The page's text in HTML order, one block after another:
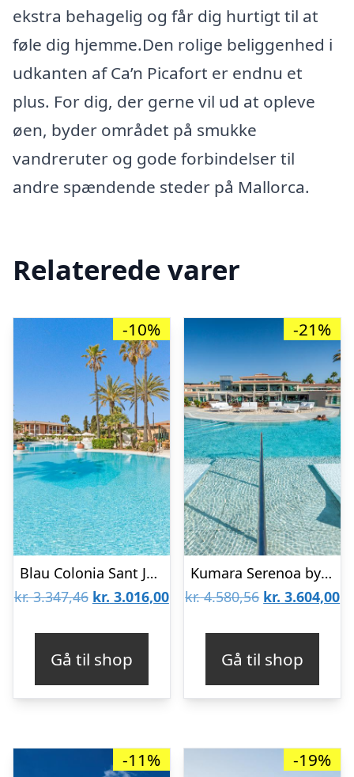
ekstra behagelig og får dig hurtigt til at
føle dig hjemme.Den rolige beliggenhed i
udkanten af Ca’n Picafort er endnu et
plus. For dig, der gerne vil ud at opleve
øen, byder området på smukke
vandreruter og gode forbindelser til
andre spændende steder på Mallorca.
Relaterede varer
-10%
Blau Colonia Sant Jordi
kr.3.347,46 Den
var:
kr. 3.347,46.
kr. 3.016,00Den
kr. 3.016,00.
Gå til shop
-21%
Kumara Serenoa by Lopesan Hotels
kr.4.580,56 Den
var:
kr. 4.580,56.
kr. 3.604,00
Gå til shop
-11% -19%